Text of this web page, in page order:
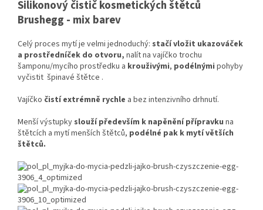
Silikonový čistič kosmetických štětců
Brushegg - mix barev
Celý proces mytí je velmi jednoduchý: stačí vložit ukazováček
a prostředníček do otvoru, nalít na vajíčko trochu
šamponu/mycího prostředku a krouživými, podélnými pohyby
vyčistit špinavé štětce .
Vajíčko čistí extrémně rychle a bez intenzivního drhnutí.
Menší výstupky slouží především k napěnění přípravku na
štětcích a mytí menších štětců, podélné pak k mytí větších
štětců.